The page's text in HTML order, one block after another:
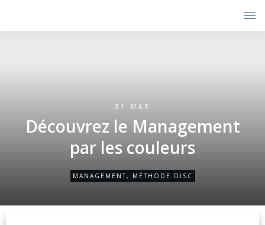
31 MAR
Découvrez le Management
par les couleurs
MANAGEMENT, MÉTHODE DISC